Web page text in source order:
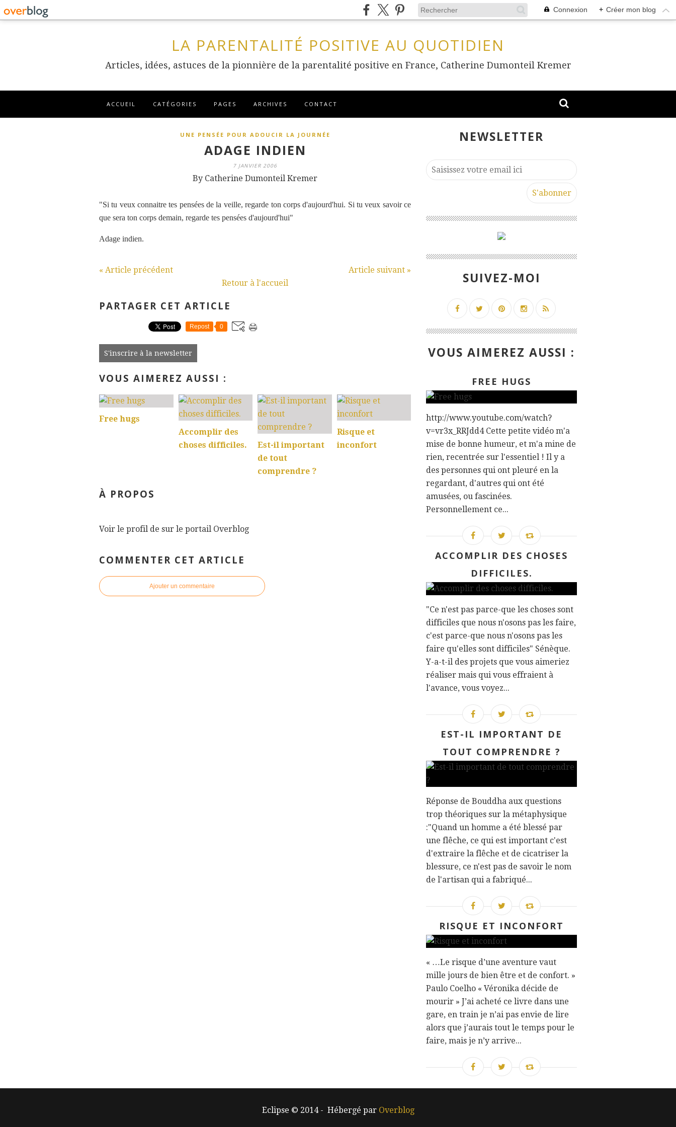
Connexion + Créer mon blog
LA PARENTALITÉ POSITIVE AU QUOTIDIEN
Articles, idées, astuces de la pionnière de la parentalité positive en France, Catherine Dumonteil Kremer
ACCUEIL CATÉGORIES PAGES ARCHIVES CONTACT
UNE PENSÉE POUR ADOUCIR LA JOURNÉE
ADAGE INDIEN
7 JANVIER 2006
By Catherine Dumonteil Kremer
"Si tu veux connaitre tes pensées de la veille, regarde ton corps d'aujourd'hui. Si tu veux savoir ce
que sera ton corps demain, regarde tes pensées d'aujourd'hui"
Adage indien.
« Article précédent
Article suivant »
Retour à l'accueil
PARTAGER CET ARTICLE
Repost 0
S'inscrire à la newsletter
VOUS AIMEREZ AUSSI :
Free hugs
Accomplir des
choses difficiles.
Est-il important
de tout
comprendre ?
Risque et
inconfort
À PROPOS
Voir le profil de sur le portail Overblog
COMMENTER CET ARTICLE
Ajouter un commentaire
NEWSLETTER
SUIVEZ-MOI
VOUS AIMEREZ AUSSI :
FREE HUGS
http://www.youtube.com/watch?
v=vr3x_RRJdd4 Cette petite vidéo m'a
mise de bonne humeur, et m'a mine de
rien, recentrée sur l'essentiel ! Il y a
des personnes qui ont pleuré en la
regardant, d'autres qui ont été
amusées, ou fascinées.
Personnellement ce...
ACCOMPLIR DES CHOSES
DIFFICILES.
"Ce n'est pas parce-que les choses sont
difficiles que nous n'osons pas les faire,
c'est parce-que nous n'osons pas les
faire qu'elles sont difficiles" Sénèque.
Y-a-t-il des projets que vous aimeriez
réaliser mais qui vous effraient à
l'avance, vous voyez...
EST-IL IMPORTANT DE
TOUT COMPRENDRE ?
Réponse de Bouddha aux questions
trop théoriques sur la métaphysique
:"Quand un homme a été blessé par
une flêche, ce qui est important c'est
d'extraire la flêche et de cicatriser la
blessure, ce n'est pas de savoir le nom
de l'artisan qui a fabriqué...
RISQUE ET INCONFORT
« …Le risque d’une aventure vaut
mille jours de bien être et de confort. »
Paulo Coelho « Véronika décide de
mourir » J’ai acheté ce livre dans une
gare, en train je n’ai pas envie de lire
alors que j’aurais tout le temps pour le
faire, mais je n’y arrive...
Eclipse © 2014 - Hébergé par Overblog